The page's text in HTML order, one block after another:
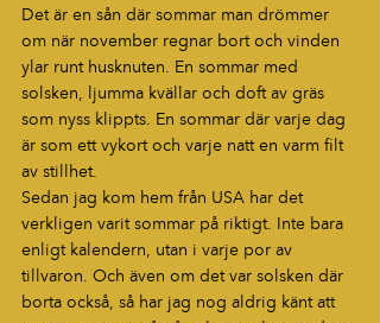
Det är en sån där sommar man drömmer
om när november regnar bort och vinden
ylar runt husknuten. En sommar med
solsken, ljumma kvällar och doft av gräs
som nyss klippts. En sommar där varje dag
är som ett vykort och varje natt en varm filt
av stillhet.
Sedan jag kom hem från USA har det
verkligen varit sommar på riktigt. Inte bara
enligt kalendern, utan i varje por av
tillvaron. Och även om det var solsken där
borta också, så har jag nog aldrig känt att